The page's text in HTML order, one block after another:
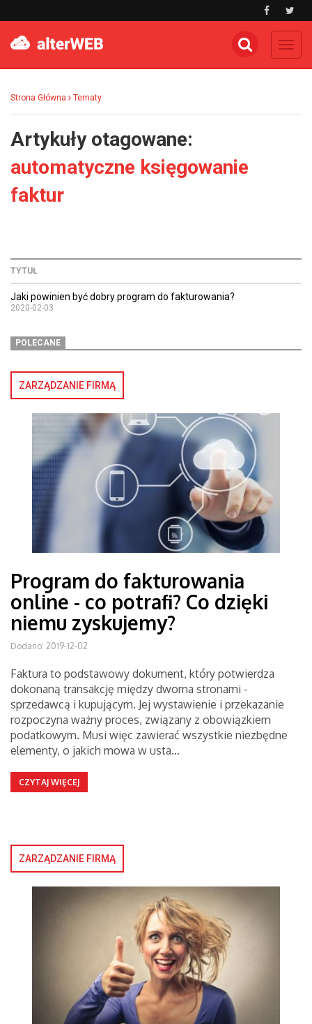
Strona Główna Tematy
Artykuły otagowane:
automatyczne księgowanie
faktur
TYTUŁ
Jaki powinien być dobry program do fakturowania?
2020-02-03
POLECANE
ZARZĄDZANIE FIRMĄ
Program do fakturowania
online - co potrafi? Co dzięki
niemu zyskujemy?
Dodano: 2019-12-02
Faktura to podstawowy dokument, który potwierdza
dokonaną transakcję między dwoma stronami -
sprzedawcą i kupującym. Jej wystawienie i przekazanie
rozpoczyna ważny proces, związany z obowiązkiem
podatkowym. Musi więc zawierać wszystkie niezbędne
elementy, o jakich mowa w usta…
CZYTAJ WIĘCEJ
ZARZĄDZANIE FIRMĄ